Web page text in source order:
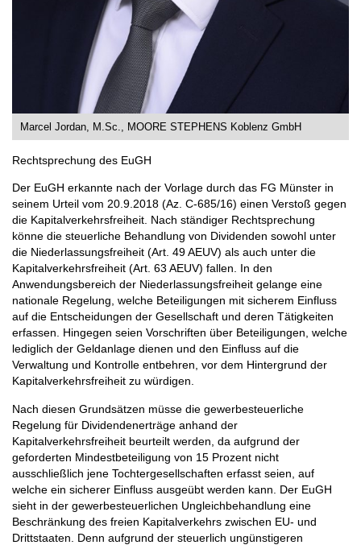
Marcel Jordan, M.Sc., MOORE STEPHENS Koblenz GmbH
Rechtsprechung des EuGH
Der EuGH erkannte nach der Vorlage durch das FG Münster in
seinem Urteil vom 20.9.2018 (Az. C-685/16) einen Verstoß gegen
die Kapitalverkehrsfreiheit. Nach ständiger Rechtsprechung
könne die steuerliche Behandlung von Dividenden sowohl unter
die Niederlassungsfreiheit (Art. 49 AEUV) als auch unter die
Kapitalverkehrsfreiheit (Art. 63 AEUV) fallen. In den
Anwendungsbereich der Niederlassungsfreiheit gelange eine
nationale Regelung, welche Beteiligungen mit sicherem Einfluss
auf die Entscheidungen der Gesellschaft und deren Tätigkeiten
erfassen. Hingegen seien Vorschriften über Beteiligungen, welche
lediglich der Geldanlage dienen und den Einfluss auf die
Verwaltung und Kontrolle entbehren, vor dem Hintergrund der
Kapitalverkehrsfreiheit zu würdigen.
Nach diesen Grundsätzen müsse die gewerbesteuerliche
Regelung für Dividendenerträge anhand der
Kapitalverkehrsfreiheit beurteilt werden, da aufgrund der
geforderten Mindestbeteiligung von 15 Prozent nicht
ausschließlich jene Tochtergesellschaften erfasst seien, auf
welche ein sicherer Einfluss ausgeübt werden kann. Der EuGH
sieht in der gewerbesteuerlichen Ungleichbehandlung eine
Beschränkung des freien Kapitalverkehrs zwischen EU- und
Drittstaaten. Denn aufgrund der steuerlich ungünstigeren